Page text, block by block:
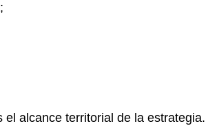
alcance territorial de la estrategia.